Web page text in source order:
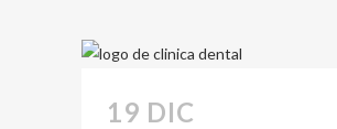
19 DIC